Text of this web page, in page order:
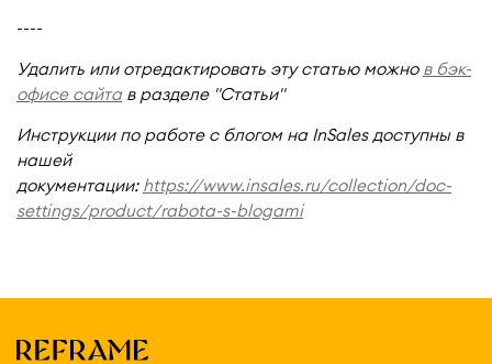
----
Удалить или отредактировать эту статью можно в бэк-
офисе сайтав разделе "Статьи"
Инструкции по работе с блогом на InSales доступны в
нашей
документации: https://www.insales.ru/collection/doc-
settings/product/rabota-s-blogami